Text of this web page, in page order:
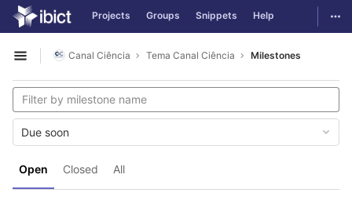
Skip to content
GitLab Projects Groups Snippets Help
Open sidebar
Canal Ciência Tema Canal Ciência Milestones
Open Closed All
Due soon